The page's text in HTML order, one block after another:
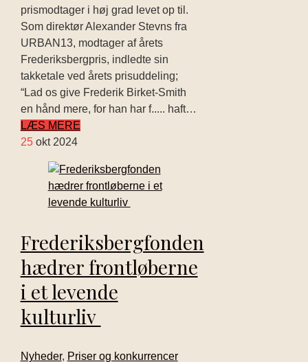
prismodtager i høj grad levet op til.
Som direktør Alexander Stevns fra
URBAN13, modtager af årets
Frederiksbergpris, indledte sin
takketale ved årets prisuddeling;
“Lad os give Frederik Birket-Smith
en hånd mere, for han har f..... haft…
LÆS MERE
25 okt 2024
Frederiksbergfonden
hædrer frontløberne
i et levende
kulturliv
Nyheder, Priser og konkurrencer